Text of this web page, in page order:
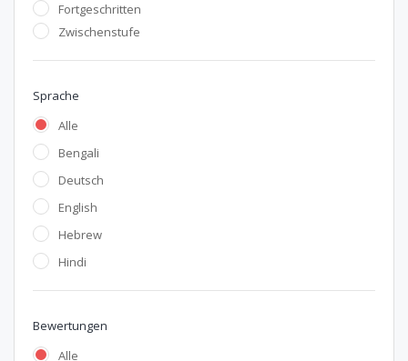
Fortgeschritten
Zwischenstufe
Sprache
Alle
Bengali
Deutsch
English
Hebrew
Hindi
Bewertungen
Alle